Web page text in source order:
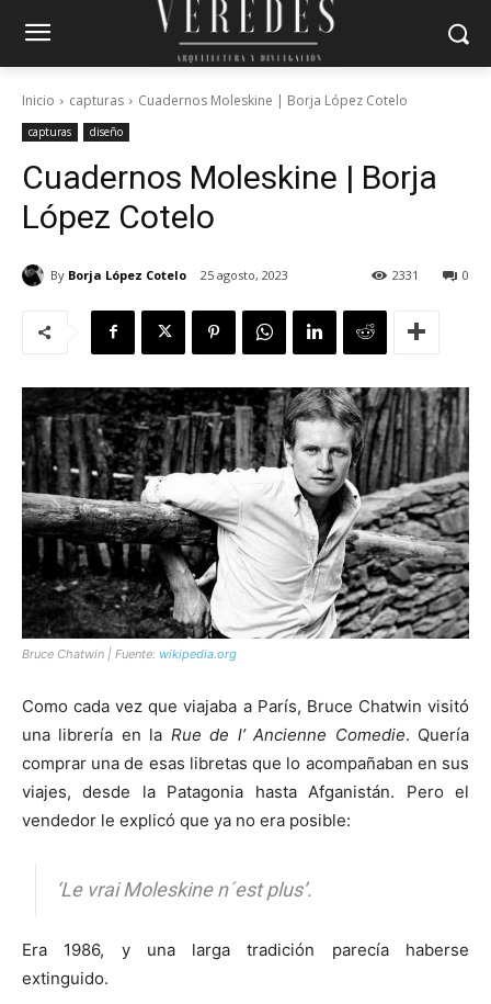
Inicio capturas Cuadernos Moleskine | Borja López Cotelo
capturas diseño
Cuadernos Moleskine | Borja
López Cotelo
By Borja López Cotelo 25 agosto, 2023 0
2331
Bruce Chatwin | Fuente: wikipedia.org
Como cada vez que viajaba a París, Bruce Chatwin visitó
una librería en la Rue de l’ Ancienne Comedie. Quería
comprar una de esas libretas que lo acompañaban en sus
viajes, desde la Patagonia hasta Afganistán. Pero el
vendedor le explicó que ya no era posible:
‘Le vrai Moleskine n´est plus’.
Era 1986, y una larga tradición parecía haberse
extinguido.